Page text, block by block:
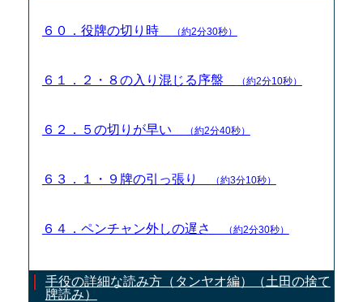
６０．役牌の切り時 （約2分30秒）
６１．２・８の入り混じる序盤 （約2分10秒）
６２．５の切りが早い （約2分40秒）
６３．１・９牌の引っ張り （約3分10秒）
６４．ペンチャン外しの遅さ （約2分30秒）
手役の詳細な読み方（タンヤオ編）（土田の捨て
牌読み）